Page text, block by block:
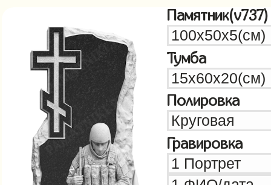
Памятник(v737)
Тумба
Полировка
Гравировка